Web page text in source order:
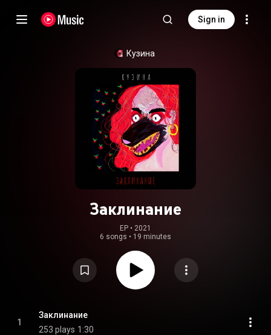
Sign in
Кузина
Заклинание
EP • 2021
6 songs • 19 minutes
1
Заклинание
253 plays 1:30